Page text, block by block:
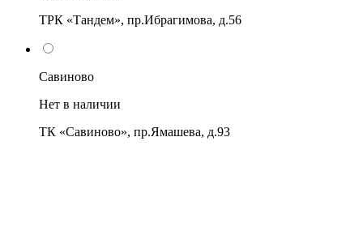
ТРК «Тандем», пр.Ибрагимова, д.56
Савиново
Нет в наличии
ТК «Савиново», пр.Ямашева, д.93